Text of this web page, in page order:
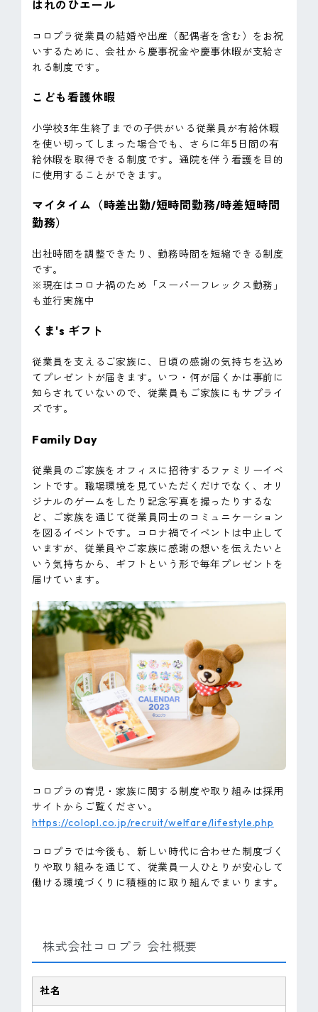
はれのひエール
コロプラ従業員の結婚や出産（配偶者を含む）をお祝
いするために、会社から慶事祝金や慶事休暇が支給さ
れる制度です。
こども看護休暇
小学校3年生終了までの子供がいる従業員が有給休暇
を使い切ってしまった場合でも、さらに年5日間の有
給休暇を取得できる制度です。通院を伴う看護を目的
に使用することができます。
マイタイム（時差出勤/短時間勤務/時差短時間
勤務）
出社時間を調整できたり、勤務時間を短縮できる制度
です。
※現在はコロナ禍のため「スーパーフレックス勤務」
も並行実施中
くま's ギフト
従業員を支えるご家族に、日頃の感謝の気持ちを込め
てプレゼントが届きます。いつ・何が届くかは事前に
知らされていないので、従業員もご家族にもサプライ
ズです。
Family Day
従業員のご家族をオフィスに招待するファミリーイベ
ントです。職場環境を見ていただくだけでなく、オリ
ジナルのゲームをしたり記念写真を撮ったりするな
ど、ご家族を通じて従業員同士のコミュニケーション
を図るイベントです。コロナ禍でイベントは中止して
いますが、従業員やご家族に感謝の想いを伝えたいと
いう気持ちから、ギフトという形で毎年プレゼントを
届けています。
コロプラの育児・家族に関する制度や取り組みは採用
サイトからご覧ください。
https://colopl.co.jp/recruit/welfare/lifestyle.php
コロプラでは今後も、新しい時代に合わせた制度づく
りや取り組みを通じて、従業員一人ひとりが安心して
働ける環境づくりに積極的に取り組んでまいります。
株式会社コロプラ 会社概要
社名